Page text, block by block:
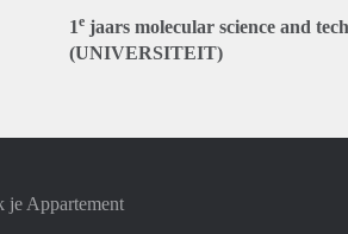
1e jaars molecular science and
(UNIVERSITEIT)
je Appartement